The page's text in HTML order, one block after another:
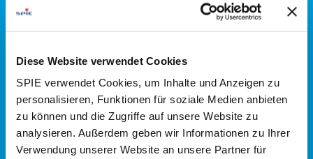
Diese Website verwendet Cookies
SPIE verwendet Cookies, um Inhalte und Anzeigen zu
personalisieren, Funktionen für soziale Medien anbieten
zu können und die Zugriffe auf unsere Website zu
analysieren. Außerdem geben wir Informationen zu Ihrer
Verwendung unserer Website an unsere Partner für
Kommunikation und Entertainment auf Alexa Smart
Dr. Reinhard Lüling, DiscVision
11:40 Sichere mobile Kommunikations- und
AlarmierungsplattformMarcel Fix, Ascom
Deutschland GmbH